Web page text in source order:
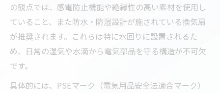
の観点では、感電防止機能や絶縁性の高い素材を使用し
ていること、また防水・防湿設計が施されている換気扇
が推奨されます。これらは特に水回りに設置されるた
め、日常の湿気や水滴から電気部品を守る構造が不可欠
です。
具体的には、PSEマーク（電気用品安全法適合マーク）